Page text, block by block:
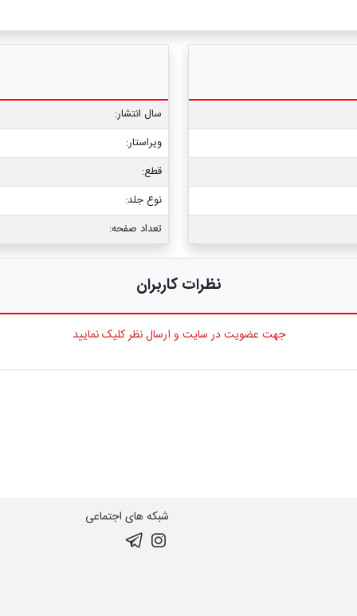
سال انتشار:
ویراستار:
قطع:
نوع جلد:
تعداد صفحه:
نظرات کاربران
جهت عضویت در سایت و ارسال نظر کلیک نمایید
شبکه های اجتماعی